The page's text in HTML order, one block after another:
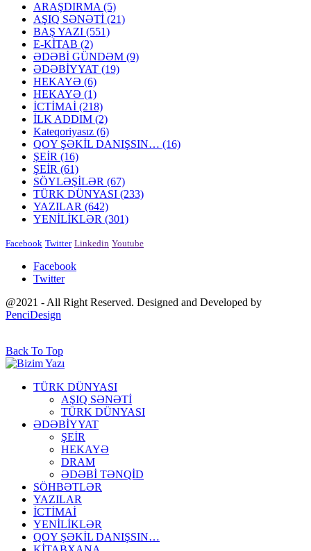
ARAŞDIRMA (5)
AŞIQ SƏNƏTİ (21)
BAŞ YAZI (551)
E-KİTAB (2)
ƏDƏBİ GÜNDƏM (9)
ƏDƏBİYYAT (19)
HEKAYƏ (6)
HEKAYƏ (1)
İCTİMAİ (218)
İLK ADDIM (2)
Kateqoriyasız (6)
QOY ŞƏKİL DANIŞSIN… (16)
ŞEİR (16)
ŞEİR (61)
SÖYLƏŞİLƏR (67)
TÜRK DÜNYASI (233)
YAZILAR (642)
YENİLİKLƏR (301)
Facebook Twitter Linkedin Youtube
Facebook
Twitter
@2021 - All Right Reserved. Designed and Developed by
PenciDesign
Back To Top
TÜRK DÜNYASI
AŞIQ SƏNƏTİ
TÜRK DÜNYASI
ƏDƏBİYYAT
ŞEİR
HEKAYƏ
DRAM
ƏDƏBİ TƏNQİD
SÖHBƏTLƏR
YAZILAR
İCTİMAİ
YENİLİKLƏR
QOY ŞƏKİL DANIŞSIN…